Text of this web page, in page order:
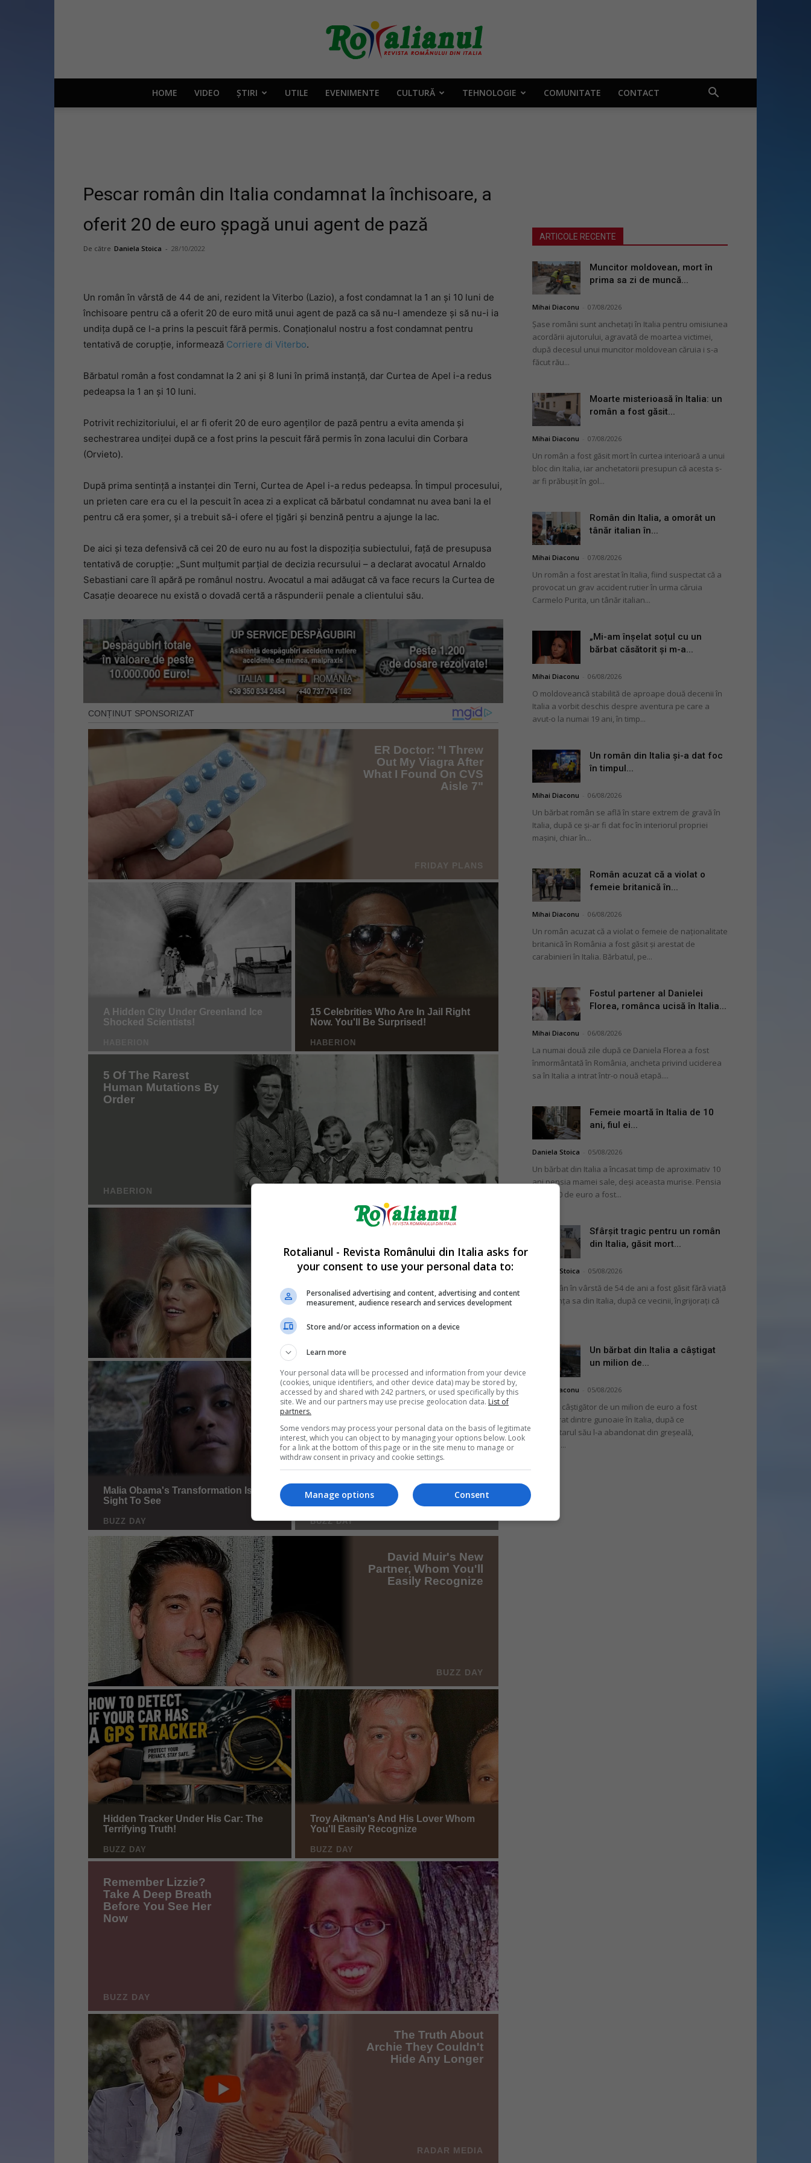
Rotalianul
din
Italia
HOME VIDEO ȘTIRI UTILE EVENIMENTE CULTURĂ TEHNOLOGIE COMUNITATE CONTACT
Pescar român din Italia condamnat la închisoare, a
oferit 20 de euro șpagă unui agent de pază
De către Daniela Stoica - 28/10/2022
Un român în vârstă de 44 de ani, rezident la Viterbo (Lazio), a fost condamnat la 1 an și 10 luni de
închisoare pentru că a oferit 20 de euro mită unui agent de pază ca să nu-l amendeze și să nu-i ia
undița după ce l-a prins la pescuit fără permis. Conaționalul nostru a fost condamnat pentru
tentativă de corupție, informează Corriere di Viterbo.
Bărbatul român a fost condamnat la 2 ani și 8 luni în primă instanță, dar Curtea de Apel i-a redus
pedeapsa la 1 an și 10 luni.
Potrivit rechizitoriului, el ar fi oferit 20 de euro agenților de pază pentru a evita amenda și
sechestrarea undiței după ce a fost prins la pescuit fără permis în zona lacului din Corbara
(Orvieto).
După prima sentință a instanței din Terni, Curtea de Apel i-a redus pedeapsa. În timpul procesului,
un prieten care era cu el la pescuit în acea zi a explicat că bărbatul condamnat nu avea bani la el
pentru că era șomer, și a trebuit să-i ofere el țigări și benzină pentru a ajunge la lac.
De aici și teza defensivă că cei 20 de euro nu au fost la dispoziția subiectului, față de presupusa
tentativă de corupție: „Sunt mulțumit parțial de decizia recursului – a declarat avocatul Arnaldo
Sebastiani care îl apără pe românul nostru. Avocatul a mai adăugat că va face recurs la Curtea de
Casație deoarece nu există o dovadă certă a răspunderii penale a clientului său.
ARTICOLE RECENTE
Muncitor moldovean, mort în
prima sa zi de muncă...
Mihai Diaconu 07/08/2026
Șase români sunt anchetați în Italia pentru omisiunea
acordării ajutorului, agravată de moartea victimei,
după decesul unui muncitor moldovean căruia i s-a
făcut rău...
Moarte misterioasă în Italia: un
român a fost găsit...
Mihai Diaconu 07/08/2026
Un român a fost găsit mort în curtea interioară a unui
bloc din Italia, iar anchetatorii presupun că acesta s-
ar fi prăbușit în gol...
Român din Italia, a omorât un
tânăr italian în...
Mihai Diaconu 07/08/2026
Un român a fost arestat în Italia, fiind suspectat că a
provocat un grav accident rutier în urma căruia
Carmelo Purita, un tânăr italian...
„Mi-am înșelat soțul cu un
bărbat căsătorit și m-a...
Mihai Diaconu 06/08/2026
O moldoveancă stabilită de aproape două decenii în
Italia a vorbit deschis despre aventura pe care a
avut-o la numai 19 ani, în timp...
Un român din Italia și-a dat foc
în timpul...
Mihai Diaconu 06/08/2026
Un bărbat român se află în stare extrem de gravă în
Italia, după ce și-ar fi dat foc în interiorul propriei
mașini, chiar în...
Român acuzat că a violat o
femeie britanică în...
Mihai Diaconu 06/08/2026
Un român acuzat că a violat o femeie de naționalitate
britanică în România a fost găsit și arestat de
carabinieri în Italia. Bărbatul, pe...
Fostul partener al Danielei
Florea, românca ucisă în Italia...
Mihai Diaconu 06/08/2026
La numai două zile după ce Daniela Florea a fost
înmormântată în România, ancheta privind uciderea
sa în Italia a intrat într-o nouă etapă....
Femeie moartă în Italia de 10
ani, fiul ei...
Daniela Stoica 05/08/2026
Un bărbat din Italia a încasat timp de aproximativ 10
ani pensia mamei sale, deși aceasta murise. Pensia
de 2.000 de euro a fost...
Sfârșit tragic pentru un român
din Italia, găsit mort...
Daniela Stoica 05/08/2026
Un român în vârstă de 54 de ani a fost găsit fără viață
în locuința sa din Italia, după ce vecinii, îngrijorați că
Un bărbat din Italia a câștigat
un milion de...
Mihai Diaconu 05/08/2026
Un bilet câștigător de un milion de euro a fost
recuperat dintre gunoaie în Italia, după ce
proprietarul său l-a abandonat din greșeală,
convins...
Rotalianul - Revista Românului din Italia asks for
your consent to use your personal data to:
Personalised advertising and content, advertising and content
measurement, audience research and services development
Store and/or access information on a device
Learn more
Your personal data will be processed and information from your device
(cookies, unique identifiers, and other device data) may be stored by,
accessed by and shared with 242 partners, or used specifically by this
site. We and our partners may use precise geolocation data. List of
partners.
Some vendors may process your personal data on the basis of legitimate
interest, which you can object to by managing your options below. Look
for a link at the bottom of this page or in the site menu to manage or
withdraw consent in privacy and cookie settings.
Consent
Manage options